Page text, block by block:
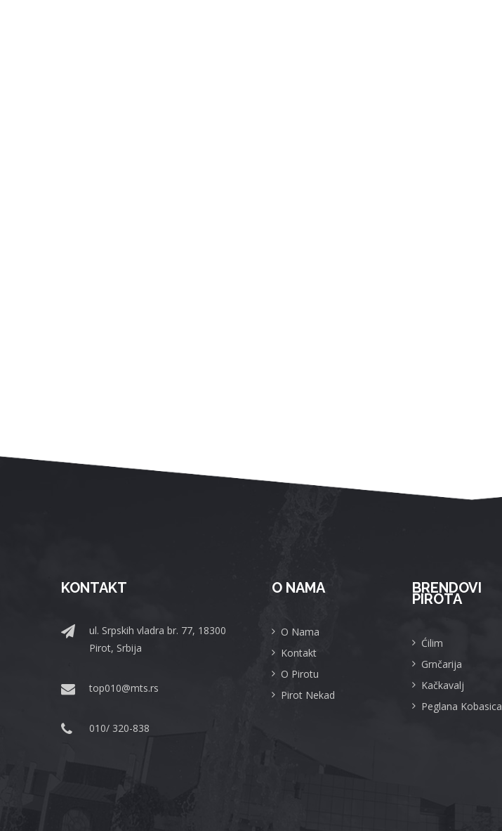
KONTAKT
ul. Srpskih vladra br. 77, 18300
Pirot, Srbija
top010@mts.rs
010/ 320-838
O NAMA
O Nama
Kontakt
O Pirotu
Pirot Nekad
BRENDOVI
PIROTA
Ćilim
Grnčarija
Kačkavalj
Peglana Kobasica